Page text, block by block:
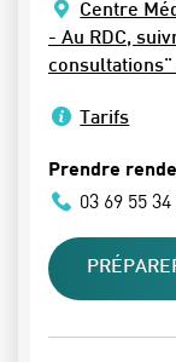
Centre
- Au RDC,
consultations"
Tarifs
Prendre
03 69 55 34